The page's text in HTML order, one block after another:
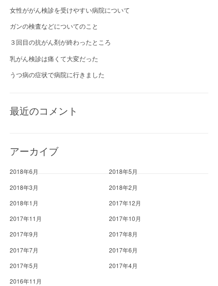
女性ががん検診を受けやすい病院について
ガンの検査などについてのこと
３回目の抗がん剤が終わったところ
乳がん検診は痛くて大変だった
うつ病の症状で病院に行きました
最近のコメント
アーカイブ
2018年6月
2018年5月
2018年3月
2018年2月
2018年1月
2017年12月
2017年11月
2017年10月
2017年9月
2017年8月
2017年7月
2017年6月
2017年5月
2017年4月
2016年11月